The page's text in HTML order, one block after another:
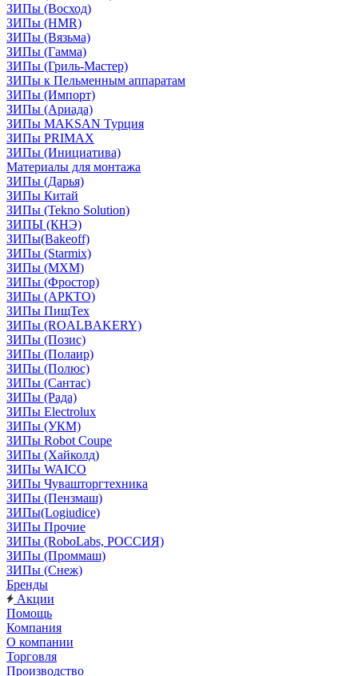
ЗИПы (Восход)
ЗИПы (HMR)
ЗИПы (Вязьма)
ЗИПы (Гамма)
ЗИПы (Гриль-Мастер)
ЗИПы к Пельменным аппаратам
ЗИПы (Импорт)
ЗИПы (Ариада)
ЗИПы MAKSAN Турция
ЗИПы PRIMAX
ЗИПы (Инициатива)
Материалы для монтажа
ЗИПы (Дарья)
ЗИПы Китай
ЗИПы (Tekno Solution)
ЗИПЫ (КНЭ)
ЗИПы(Bakeoff)
ЗИПы (Starmix)
ЗИПы (МХМ)
ЗИПы (Фростор)
ЗИПы (АРКТО)
ЗИПы ПищТех
ЗИПы (ROALBAKERY)
ЗИПы (Позис)
ЗИПы (Полаир)
ЗИПы (Полюс)
ЗИПы (Сантас)
ЗИПы (Рада)
ЗИПы Electrolux
ЗИПы (УКМ)
ЗИПы Robot Coupe
ЗИПы (Хайколд)
ЗИПы WAICO
ЗИПы Чувашторгтехника
ЗИПы (Пензмаш)
ЗИПы(Logiudice)
ЗИПы Прочие
ЗИПы (RoboLabs, РОССИЯ)
ЗИПы (Проммаш)
ЗИПы (Снеж)
Бренды
Акции
Помощь
Компания
О компании
Торговля
Производство